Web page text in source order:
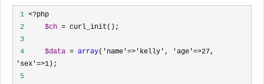
1 <?
2
$ch =
3
4
$data = array('name'=>'kelly', 'age'=>27,
'sex'=>1
5